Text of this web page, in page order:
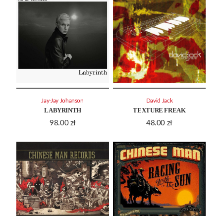
LABYRINTH
98.00 zł
Jay-Jay Johanson
TEXTURE FREAK
48.00 zł
David Jack